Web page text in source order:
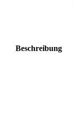
Beschreibung